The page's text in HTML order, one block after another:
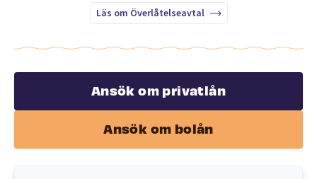
Läs om Överlåtelseavtal
Ansök om privatlån
Ansök om bolån